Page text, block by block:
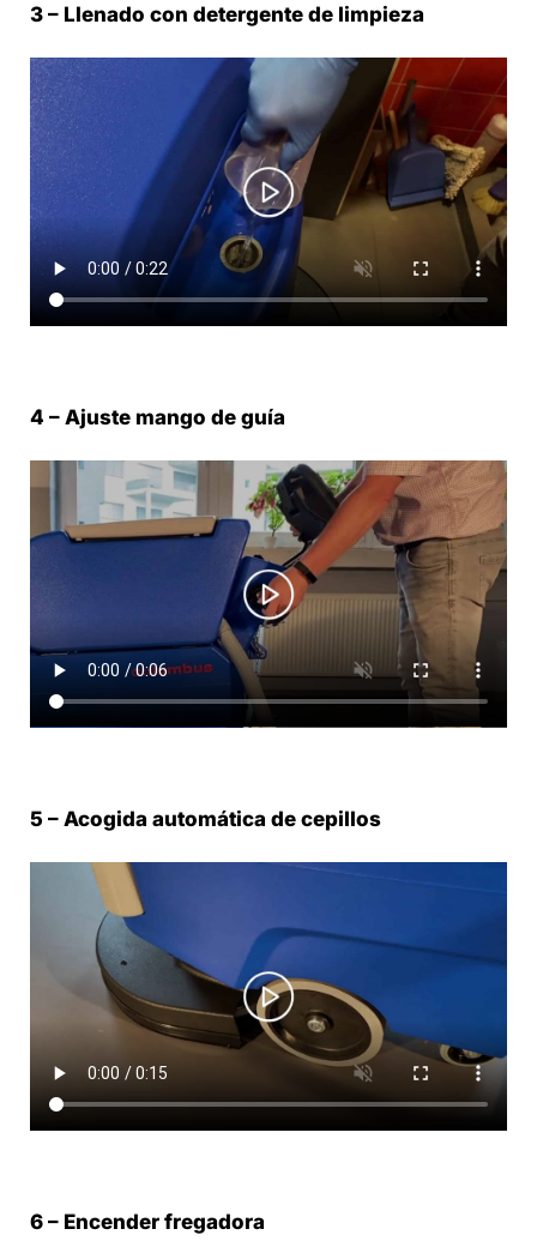
3 – Llenado con detergente de limpieza
4 – Ajuste mango de guía
5 – Acogida automática de cepillos
6 – Encender fregadora